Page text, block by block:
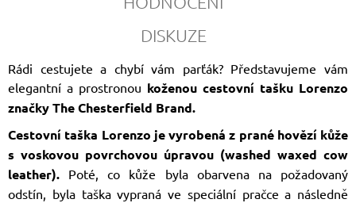
DISKUZE
Rádi cestujete a chybí vám parťák? Představujeme vám
elegantní a prostronou koženou cestovní tašku Lorenzo
značky The Chesterfield Brand.
Cestovní taška Lorenzo je vyrobená z prané hovězí kůže
s voskovou povrchovou úpravou (washed waxed cow
leather). Poté, co kůže byla obarvena na požadovaný
odstín, byla taška vypraná ve speciální pračce a následně